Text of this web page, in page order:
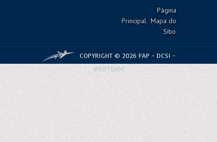
Página
Principal Mapa do
Sítio
COPYRIGHT © 2026 FAP - DCSI -
WEBTEAM